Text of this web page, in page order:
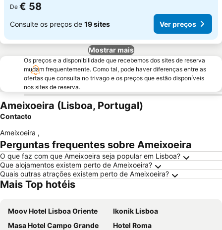
De € 58
Consulte os preços de 19 sites Ver preços
Mostrar mais
Os preços e a disponibilidade que recebemos dos sites de reserva
mudam frequentemente. Como tal, pode haver diferenças entre as
ofertas que consulta no trivago e os preços que estão disponíveis
nos sites de reserva.
Ameixoeira (Lisboa, Portugal)
Contacto
Ameixoeira ,
Perguntas frequentes sobre Ameixoeira
O que faz com que Ameixoeira seja popular em Lisboa?
Que alojamentos existem perto de Ameixoeira?
Quais outras atrações existem perto de Ameixoeira?
Mais Top hotéis
Moov Hotel Lisboa Oriente
Ikonik Lisboa
Masa Hotel Campo Grande
Hotel Roma